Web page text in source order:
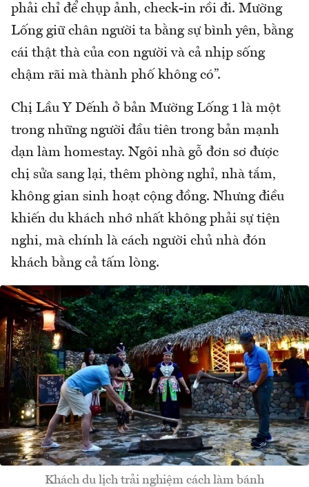
phải chỉ để chụp ảnh, check-in rồi đi. Mường
Lống giữ chân người ta bằng sự bình yên, bằng
cái thật thà của con người và cả nhịp sống
chậm rãi mà thành phố không có”.
Chị Lầu Y Dếnh ở bản Mường Lống 1 là một
trong những người đầu tiên trong bản mạnh
dạn làm homestay. Ngôi nhà gỗ đơn sơ được
chị sửa sang lại, thêm phòng nghỉ, nhà tắm,
không gian sinh hoạt cộng đồng. Nhưng điều
khiến du khách nhớ nhất không phải sự tiện
nghi, mà chính là cách người chủ nhà đón
khách bằng cả tấm lòng.
Khách du lịch trải nghiệm cách làm bánh